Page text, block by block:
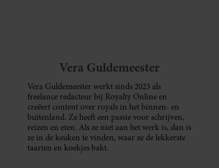
Vera Guldemeester
Vera Guldemeester werkt sinds 2023 als
freelance redacteur bij Royalty Online en
creëert content over royals in het binnen- en
buitenland. Ze heeft een passie voor schrijven,
reizen en eten. Als ze niet aan het werk is, dan is
ze in de keuken te vinden, waar ze de lekkerste
taarten en koekjes bakt.